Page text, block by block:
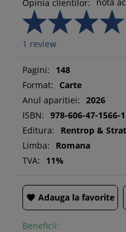
Opinia clientilor:
1 review
Pagini:
148
Format:
Carte
Anul aparitiei: 2026
ISBN: 978-606-47-1566-1
Editura:
Rentrop &
Limba:
Romana
TVA:
11%
 Adauga la favorite
Beneficii: